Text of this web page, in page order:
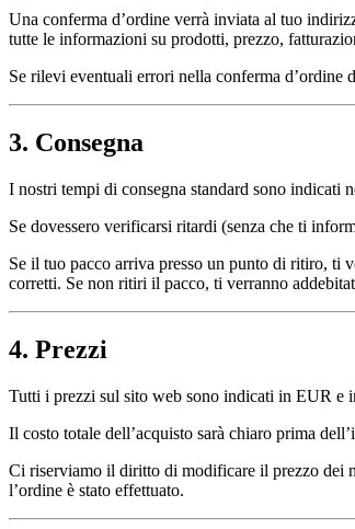
Una conferma d’ordine verrà inviata al tuo
tutte le informazioni su prodotti, prezzo,
Se rilevi eventuali errori nella conferma d’ordine
3. Consegna
I nostri tempi di consegna standard sono indicati
Se dovessero verificarsi ritardi (senza che ti
Se il tuo pacco arriva presso un punto di ritiro, ti
corretti. Se non ritiri il pacco, ti verranno
4. Prezzi
Tutti i prezzi sul sito web sono indicati in EUR e
Il costo totale dell’acquisto sarà chiaro prima
Ci riserviamo il diritto di modificare il prezzo dei
l’ordine è stato effettuato.